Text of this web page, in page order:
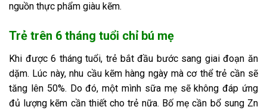
nguồn thực phẩm giàu kẽm.
Trẻ trên 6 tháng tuổi chỉ bú mẹ
Khi được 6 tháng tuổi, trẻ bắt đầu bước sang giai đoạn ăn
dặm. Lúc này, nhu cầu kẽm hàng ngày mà cơ thể trẻ cần sẽ
tăng lên 50%. Do đó, một mình sữa mẹ sẽ không đáp ứng
đủ lượng kẽm cần thiết cho trẻ nữa. Bố mẹ cần bổ sung Zn